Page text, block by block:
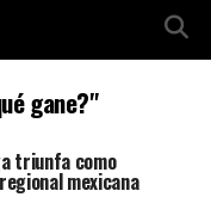
gane?"
triunfa como
mexicana